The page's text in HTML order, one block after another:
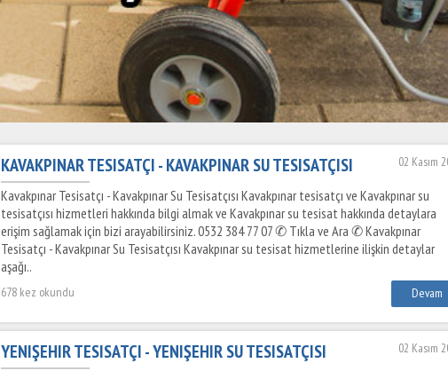
02 Kasım
KAVAKPINAR TESISATÇI - KAVAKPINAR SU TESISATÇISI
Kavakpınar Tesisatçı - Kavakpınar Su Tesisatçısı Kavakpınar tesisatçı ve Kavakpınar su
tesisatçısı hizmetleri hakkında bilgi almak ve Kavakpınar su tesisat hakkında detaylara
erişim sağlamak için bizi arayabilirsiniz. 0532 384 77 07 ✆ Tıkla ve Ara ✆ Kavakpınar
Tesisatçı - Kavakpınar Su Tesisatçısı Kavakpınar su tesisat hizmetlerine ilişkin detaylar
aşağı..
678 kez okundu Devam
02 Kasım
YENIŞEHIR TESISATÇI - YENIŞEHIR SU TESISATÇISI